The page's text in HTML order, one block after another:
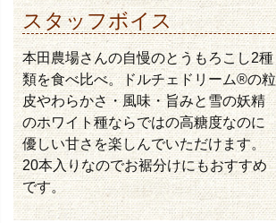
スタッフボイス
本田農場さんの自慢のとうもろこし2種
類を食べ比べ。ドルチェドリーム®の粒
皮やわらかさ・風味・旨みと雪の妖精
のホワイト種ならではの高糖度なのに
優しい甘さを楽しんでいただけます。
20本入りなのでお裾分けにもおすすめ
です。